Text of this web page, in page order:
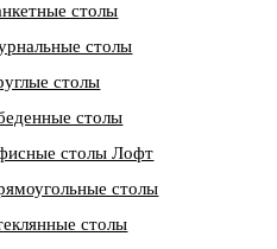
столы
столы
столы
столы
столы Лофт
столы
столы